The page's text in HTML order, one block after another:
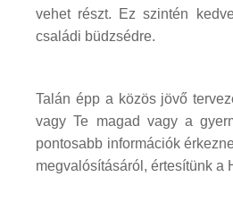
vehet részt. Ez szintén
családi büdzsédre.
Talán épp a közös jövő
vagy Te magad vagy a
pontosabb információk
megvalósításáról, értesítünk a